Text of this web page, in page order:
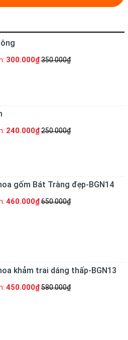
300.000₫350.000₫
240.000₫250.000₫
gốm Bát Tràng đẹp-BGN14
460.000₫650.000₫
khảm trai dáng thấp-BGN13
450.000₫580.000₫